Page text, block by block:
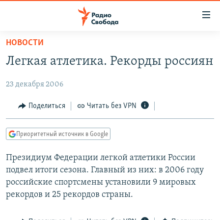
упрощенного
доступа
содержанию
Вернутся
навигации
Вернутся
поиску
АВТОРСКИЕ ПРОЕКТЫ
ЦИТАТЫ СВОБОДЫ
КУЛЬТУРА
IDEL.РЕАЛИИ
КАВКАЗ.РЕАЛИИ
СЕВЕР.РЕАЛИИ
НОВОСТИ
Легкая атлетика. Рекорды россиян
23 декабря 2006
Поделиться Читать без VPN
Приоритетный источник в Google
Президиум Федерации легкой атлетики России
подвел итоги сезона. Главный из них: в 2006 году
российские спортсмены установили 9 мировых
рекордов и 25 рекордов страны.